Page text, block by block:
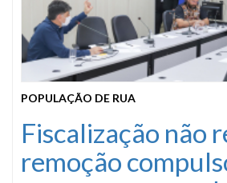
POPULAÇÃO DE RUA
Fiscalização não
remoção